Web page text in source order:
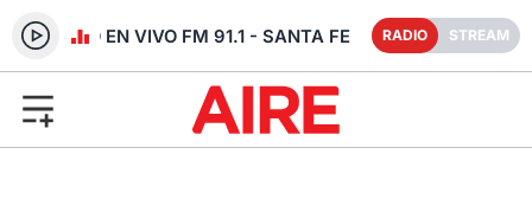
RADIO EN VIVO FM 91.1 - SANTA FE RADIO STREAM